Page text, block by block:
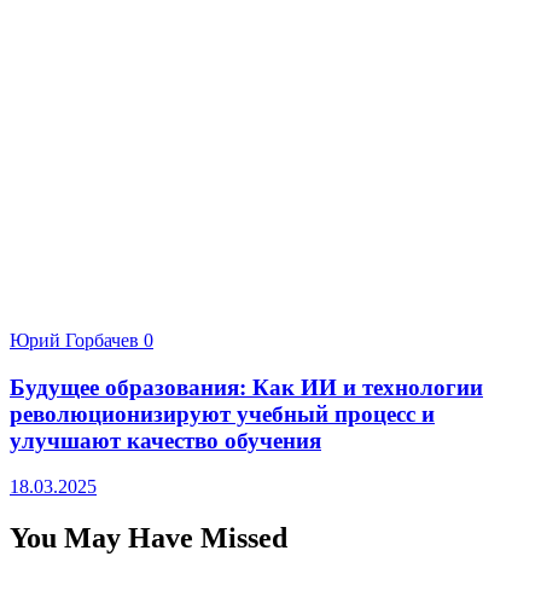
Юрий Горбачев 0
Будущее образования: Как ИИ и технологии
революционизируют учебный процесс и
улучшают качество обучения
18.03.2025
You May Have Missed